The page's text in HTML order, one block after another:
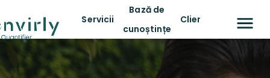
Servicii
Bază de
cunoștințe
Clienți